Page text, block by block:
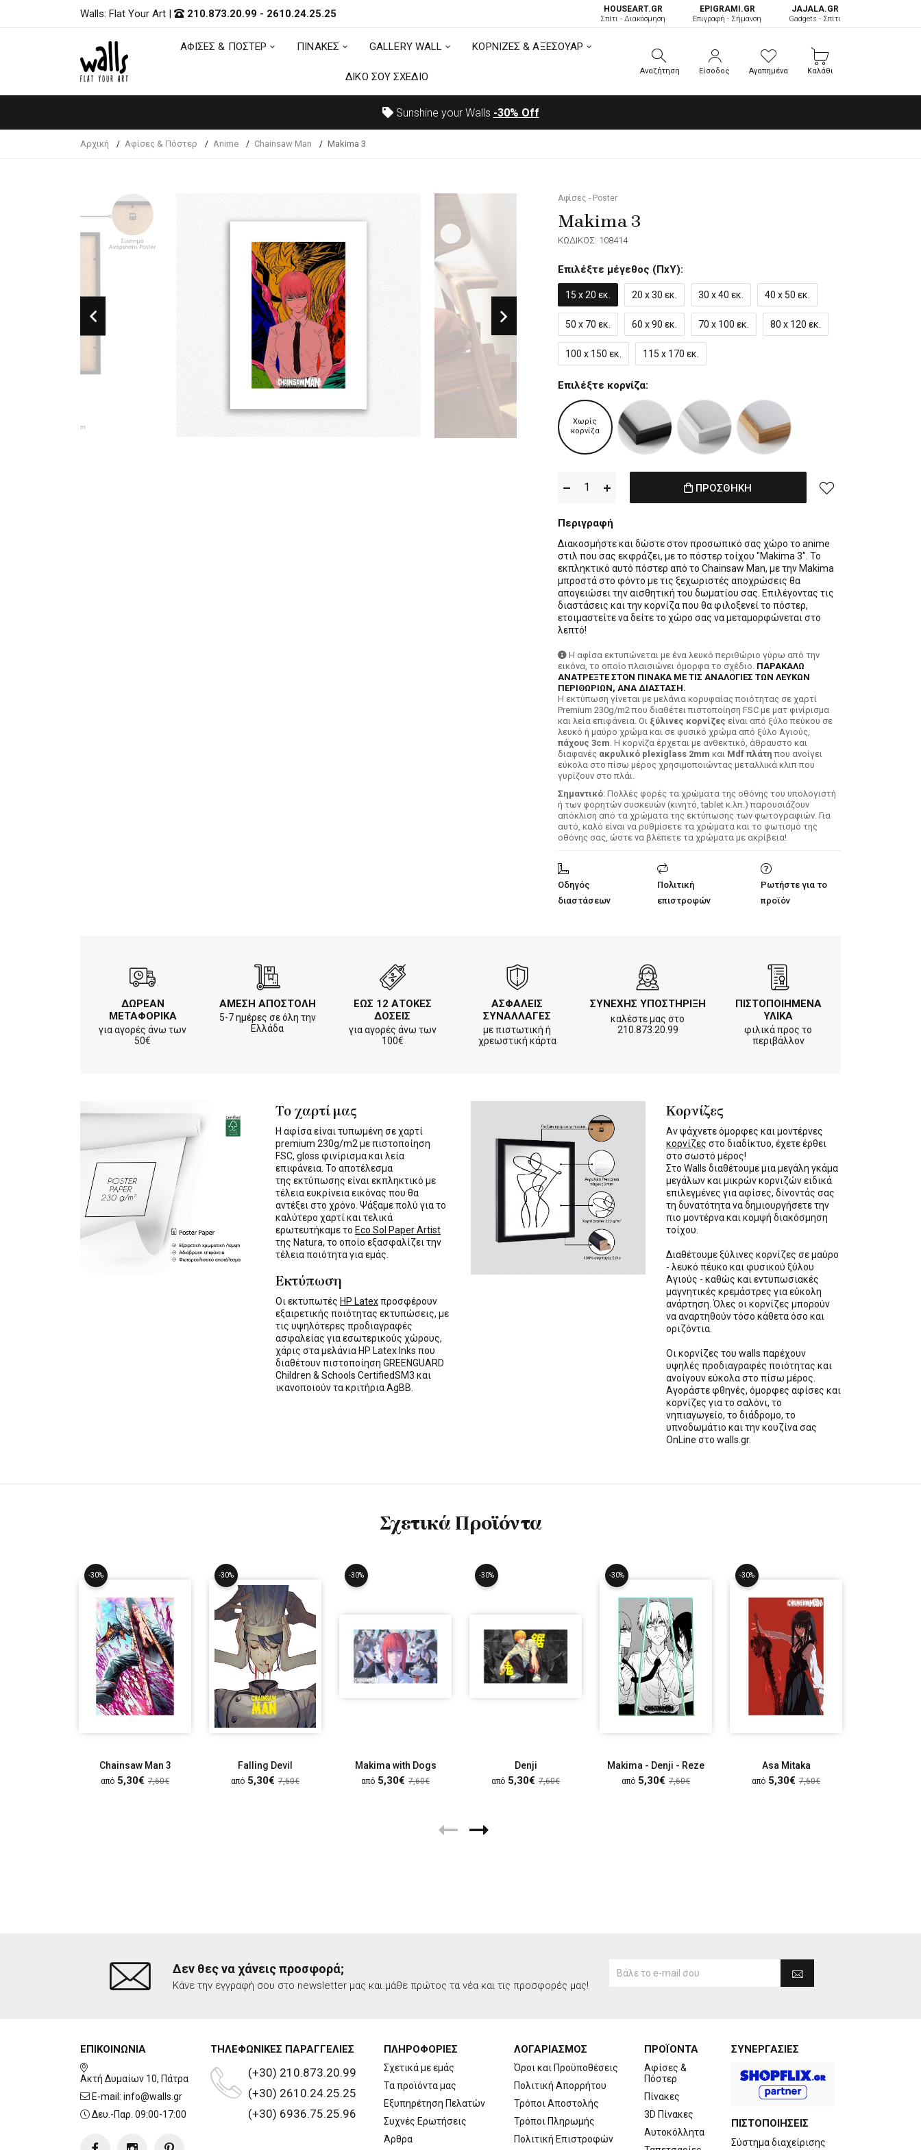
ΑΦΙΣΕΣ & ΠΟΣΤΕΡ ΠΙΝΑΚΕΣ
ΔΙΚΟ ΣΟΥ ΣΧΕΔΙΟ
Walls: Flat Your Art | 210.873.20.99 - 2610.24.25.25 HOUSEART.GR
Σπίτι - Διακόσμηση
ΕPIGRAMI.GR
Επιγραφή - Σήμανση
JAJALA.GR
Gadgets - Σπίτι
ΑΦΙΣΕΣ & ΠΟΣΤΕΡ ΠΙΝΑΚΕΣ GALLERY WALL ΚΟΡΝΙΖΕΣ & ΑΞΕΣΟΥΑΡ
ΔΙΚΟ ΣΟΥ ΣΧΕΔΙΟ Αναζήτηση Είσοδος Αγαπημένα Καλάθι
Sunshine your Walls -30% Off
Αρχική Αφίσες & Πόστερ Anime Chainsaw Man Makima 3
Αφίσες - Poster
Makima 3
ΚΩΔΙΚΟΣ: 108414
Επιλέξτε μέγεθος (ΠxΥ):
15 x 20 εκ. 20 x 30 εκ. 30 x 40 εκ. 40 x 50 εκ.
50 x 70 εκ. 60 x 90 εκ. 70 x 100 εκ. 80 x 120 εκ.
100 x 150 εκ. 115 x 170 εκ.
Επιλέξτε κορνίζα:
Χωρίς
κορνίζα
ΠΡΟΣΘΗΚΗ
Περιγραφή
Διακοσμήστε και δώστε στον προσωπικό σας χώρο το anime
στιλ που σας εκφράζει, με το πόστερ τοίχου "Makima 3". Το
εκπληκτικό αυτό πόστερ από το Chainsaw Man, με την Makima
μπροστά στο φόντο με τις ξεχωριστές αποχρώσεις θα
απογειώσει την αισθητική του δωματίου σας. Επιλέγοντας τις
διαστάσεις και την κορνίζα που θα φιλοξενεί το πόστερ,
ετοιμαστείτε να δείτε το χώρο σας να μεταμορφώνεται στο
λεπτό!
Η αφίσα εκτυπώνεται με ένα λευκό περιθώριο γύρω από την
εικόνα, το οποίο πλαισιώνει όμορφα το σχέδιο. ΠΑΡΑΚΑΛΩ
ΑΝΑΤΡΕΞΤΕ ΣΤΟΝ ΠΙΝΑΚΑ ΜΕ ΤΙΣ ΑΝΑΛΟΓΙΕΣ ΤΩΝ ΛΕΥΚΩΝ
ΠΕΡΙΘΩΡΙΩΝ, ΑΝΑ ΔΙΑΣΤΑΣΗ.
H εκτύπωση γίνεται με μελάνια κορυφαίας ποιότητας σε χαρτί
Premium 230g/m2 που διαθέτει πιστοποίηση FSC με ματ φινίρισμα
και λεία επιφάνεια. Οι ξύλινες κορνίζες είναι από ξύλο πεύκου σε
λευκό ή μαύρο χρώμα και σε φυσικό χρώμα από ξύλο Αγιούς,
πάχους 3cm. Η κορνίζα έρχεται με ανθεκτικό, άθραυστο και
διαφανές ακρυλικό plexiglass 2mm και Mdf πλάτη που ανοίγει
εύκολα στο πίσω μέρος χρησιμοποιώντας μεταλλικά κλιπ που
γυρίζουν στο πλάι.
Σημαντικό: Πολλές φορές τα χρώματα της οθόνης του υπολογιστή
ή των φορητών συσκευών (κινητό, tablet κ.λπ.) παρουσιάζουν
απόκλιση από τα χρώματα της εκτύπωσης των φωτογραφιών. Για
αυτό, καλό είναι να ρυθμίσετε τα χρώματα και το φωτισμό της
οθόνης σας, ώστε να βλέπετε τα χρώματα με ακρίβεια!
Οδηγός
διαστάσεων
Πολιτική
επιστροφών
Ρωτήστε για το
προϊόν
ΔΩΡΕΑΝ
ΜΕΤΑΦΟΡΙΚΑ
για αγορές άνω των
50€
ΑΜΕΣΗ ΑΠΟΣΤΟΛΗ
5-7 ημέρες σε όλη την
Ελλάδα
ΕΩΣ 12 ΑΤΟΚΕΣ
ΔΟΣΕΙΣ
για αγορές άνω των
100€
ΑΣΦΑΛΕΙΣ
ΣΥΝΑΛΛΑΓΕΣ
με πιστωτική ή
χρεωστική κάρτα
ΣΥΝΕΧΗΣ ΥΠΟΣΤΗΡΙΞΗ
καλέστε μας στο
210.873.20.99
ΠΙΣΤΟΠΟΙΗΜΕΝΑ
ΥΛΙΚΑ
φιλικά προς το
περιβάλλον
Το χαρτί μας
Η αφίσα είναι τυπωμένη σε χαρτί
premium 230g/m2 με πιστοποίηση
FSC, gloss φινίρισμα και λεία
επιφάνεια. Το αποτέλεσμα
της εκτύπωσης είναι εκπληκτικό με
τέλεια ευκρίνεια εικόνας που θα
αντέξει στο χρόνο. Ψάξαμε πολύ για το
καλύτερο χαρτί και τελικά
ερωτευτήκαμε το Eco Sol Paper Artist
της Natura, το οποίο εξασφαλίζει την
τέλεια ποιότητα για εμάς.
Εκτύπωση
Οι εκτυπωτές HP Latexπροσφέρουν
εξαιρετικής ποιότητας εκτυπώσεις, με
τις υψηλότερες προδιαγραφές
ασφαλείας για εσωτερικούς χώρους,
χάρις στα μελάνια HP Latex Inks που
διαθέτουν πιστοποίηση GREENGUARD
Children & Schools CertifiedSM3 και
ικανοποιούν τα κριτήρια AgBB.
Κορνίζες
Αν ψάχνετε όμορφες και μοντέρνες
κορνίζες στο διαδίκτυο, έχετε έρθει
στο σωστό μέρος!
Στο Walls διαθέτουμε μια μεγάλη γκάμα
μεγάλων και μικρών κορνιζών ειδικά
επιλεγμένες για αφίσες, δίνοντάς σας
τη δυνατότητα να δημιουργήσετε την
πιο μοντέρνα και κομψή διακόσμηση
τοίχου.
Διαθέτουμε ξύλινες κορνίζες σε μαύρο
- λευκό πέυκο και φυσικού ξύλου
Αγιούς - καθώς και εντυπωσιακές
μαγνητικές κρεμάστρες για εύκολη
ανάρτηση. Όλες οι κορνίζες μπορούν
να αναρτηθούν τόσο κάθετα όσο και
οριζόντια.
Οι κορνίζες του walls παρέχουν
υψηλές προδιαγραφές ποιότητας και
ανοίγουν εύκολα στο πίσω μέρος.
Αγοράστε φθηνές, όμορφες αφίσες και
κορνίζες για το σαλόνι, το
νηπιαγωγείο, το διάδρομο, το
υπνοδωμάτιο και την κουζίνα σας
OnLine στο walls.gr.
Σχετικά Προϊόντα
-30%
Chainsaw Man 3
από 5,30€ 7,60€
-30%
Falling Devil
από 5,30€ 7,60€
-30%
Makima with Dogs
από 5,30€ 7,60€
-30%
Denji
από 5,30€ 7,60€
-30%
Makima - Denji - Reze
από 5,30€ 7,60€
-30%
Asa Mitaka
από 5,30€ 7,60€
Δεν θες να χάνεις προσφορά;
Κάνε την εγγραφή σου στο newsletter μας και μάθε πρώτος τα νέα και τις προσφορές μας!
ΕΠΙΚΟΙΝΩΝΙΑ
Ακτή Δυμαίων 10, Πάτρα
E-mail: info@walls.gr
Δευ.-Παρ. 09:00-17:00
ΤΗΛΕΦΩΝΙΚΕΣ ΠΑΡΑΓΓΕΛΙΕΣ
(+30) 210.873.20.99
(+30) 2610.24.25.25
(+30) 6936.75.25.96
ΠΛΗΡΟΦΟΡΙΕΣ
Σχετικά με εμάς
Τα προϊόντα μας
Εξυπηρέτηση Πελατών
Συχνές Ερωτήσεις
Άρθρα
ΛΟΓΑΡΙΑΣΜΟΣ
Όροι και Προϋποθέσεις
Πολιτική Απορρήτου
Τρόποι Αποστολής
Τρόποι Πληρωμής
Πολιτική Επιστροφών
ΠΡΟΪΟΝΤΑ
Αφίσες &
Πόστερ
Πίνακες
3D Πίνακες
Αυτοκόλλητα
ΣΥΝΕΡΓΑΣΙΕΣ
ΠΙΣΤΟΠΟΙΗΣΕΙΣ
Σύστημα διαχείρισης